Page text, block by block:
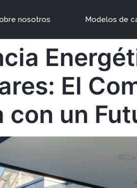
nosotros Modelos de
El
con un